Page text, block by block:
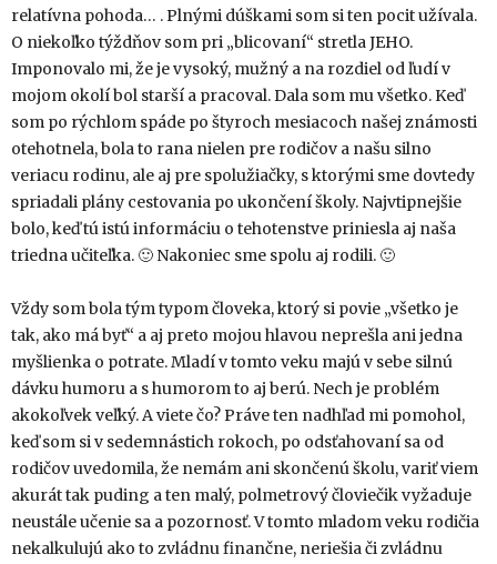
relatívna pohoda… . Plnými dúškami som si ten pocit užívala.
O niekoľko týždňov som pri „blicovaní“ stretla JEHO.
Imponovalo mi, že je vysoký, mužný a na rozdiel od ľudí v
mojom okolí bol starší a pracoval. Dala som mu všetko. Keď
som po rýchlom spáde po štyroch mesiacoch našej známosti
otehotnela, bola to rana nielen pre rodičov a našu silno
veriacu rodinu, ale aj pre spolužiačky, s ktorými sme dovtedy
spriadali plány cestovania po ukončení školy. Najvtipnejšie
bolo, keď tú istú informáciu o tehotenstve priniesla aj naša
triedna učiteľka. 🙂 Nakoniec sme spolu aj rodili. 🙂
Vždy som bola tým typom človeka, ktorý si povie „všetko je
tak, ako má byť“ a aj preto mojou hlavou neprešla ani jedna
myšlienka o potrate. Mladí v tomto veku majú v sebe silnú
dávku humoru a s humorom to aj berú. Nech je problém
akokoľvek veľký. A viete čo? Práve ten nadhľad mi pomohol,
keď som si v sedemnástich rokoch, po odsťahovaní sa od
rodičov uvedomila, že nemám ani skončenú školu, variť viem
akurát tak puding a ten malý, polmetrový človiečik vyžaduje
neustále učenie sa a pozornosť. V tomto mladom veku rodičia
nekalkulujú ako to zvládnu finančne, neriešia či zvládnu